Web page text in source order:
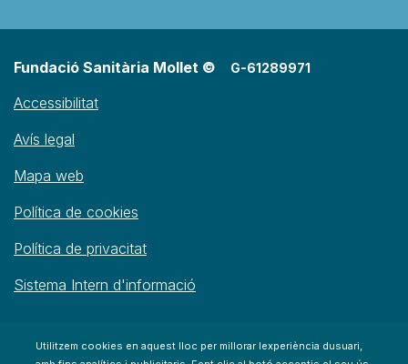
Fundació Sanitària Mollet © G-61289971
Accessibilitat
Avís legal
Mapa web
Política de cookies
Política de privacitat
Sistema Intern d'informació
Utilitzem cookies en aquest lloc per millorar lexperiència dusuari,